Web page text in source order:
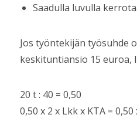
Saadulla luvulla
Jos työntekijän työsuhde
keskituntiansio 15 euroa,
20 t : 40 = 0,50
0,50 x 2 x Lkk x KTA =